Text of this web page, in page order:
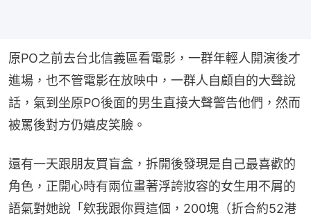
原PO之前去台北信義區看電影，一群年輕人開演後才
進場，也不管電影在放映中，一群人自顧自的大聲說
話，氣到坐原PO後面的男生直接大聲警告他們，然而
被罵後對方仍嬉皮笑臉。
還有一天跟朋友買盲盒，拆開後發現是自己最喜歡的
角色，正開心時有兩位畫著浮誇妝容的女生用不屑的
語氣對她說「欸我跟你買這個，200塊（折合約52港